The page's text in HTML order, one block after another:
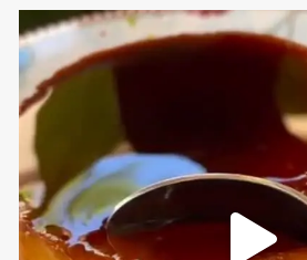
sweetkwisine
Nov 16